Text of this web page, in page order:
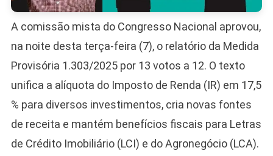
A comissão mista do Congresso Nacional aprovou,
na noite desta terça-feira (7), o relatório da Medida
Provisória 1.303/2025 por 13 votos a 12. O texto
unifica a alíquota do Imposto de Renda (IR) em 17,5
% para diversos investimentos, cria novas fontes
de receita e mantém benefícios fiscais para Letras
de Crédito Imobiliário (LCI) e do Agronegócio (LCA).